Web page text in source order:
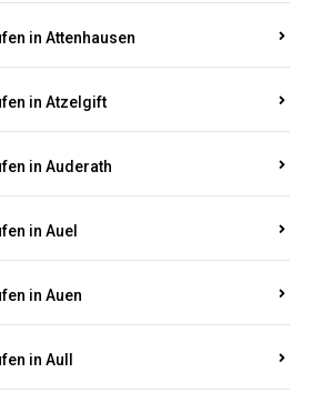
in Attenhausen
in Atzelgift
in Auderath
in Auel
in Auen
in Aull